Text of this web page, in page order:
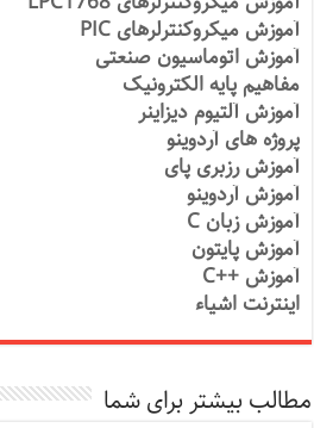
آموزش میکروکنترلرهای PIC
آموزش اتوماسیون صنعتی
مفاهیم پایه الکترونیک
آموزش آلتیوم دیزاینر
پروژه های آردوینو
آموزش رزبری پای
آموزش آردوینو
آموزش زبان C
آموزش پایتون
آموزش ++C
اینترنت اشیاء
مطالب بیشتر برای شما